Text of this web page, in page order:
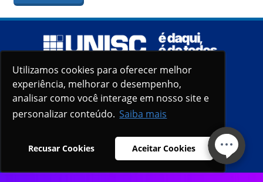
Utilizamos cookies para oferecer melhor
experiência, melhorar o desempenho,
analisar como você interage em nosso site e
personalizar conteúdo. Saiba mais
Recusar Cookies Aceitar Cookies
Utilizamos cookies para oferecer melhor
experiência, melhorar o desempenho,
analisar como você interage em nosso site e
personalizar conteúdo. Saiba mais
Recusar Cookies Aceitar Cookies